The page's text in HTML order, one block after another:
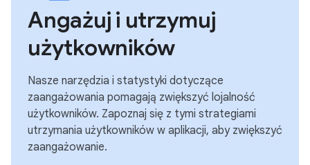
Angażuj i utrzymuj
użytkowników
Nasze narzędzia i statystyki dotyczące
zaangażowania pomagają zwiększyć lojalność
użytkowników. Zapoznaj się z tymi strategiami
utrzymania użytkowników w aplikacji, aby zwiększyć
zaangażowanie.